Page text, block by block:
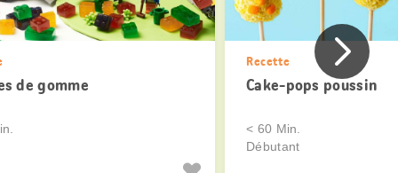
de gomme
Recette
Cake-pops poussin
< 60 Min.
Débutant
Page